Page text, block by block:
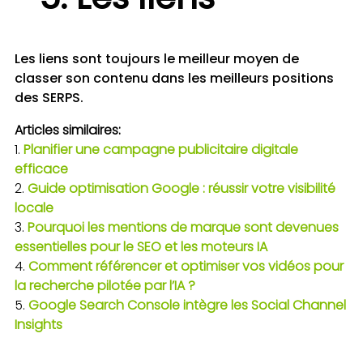
Les liens sont toujours le meilleur moyen de
classer son contenu dans les meilleurs positions
des SERPS.
Articles similaires:
Planifier une campagne publicitaire digitale
efficace
Guide optimisation Google : réussir votre visibilité
locale
Pourquoi les mentions de marque sont devenues
essentielles pour le SEO et les moteurs IA
Comment référencer et optimiser vos vidéos pour
la recherche pilotée par l’IA ?
Google Search Console intègre les Social Channel
Insights